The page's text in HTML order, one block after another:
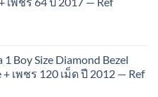
Boy Size Diamond Bezel
เพชร 120 เม็ด ปี 2012 — Ref